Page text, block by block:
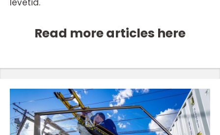
levetid.
Read more articles here